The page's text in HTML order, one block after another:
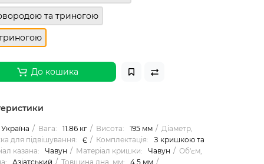
та триногою
До кошика
Україна Вага: 11.86 кг Висота: 195 мм
Діаметр,
для підвішування: Є Комплектація:
З кришкою та
казана: Чавун Матеріал кришки: Чавун
Об'єм,
Азіатський Товщина дна, мм: 4.5 мм